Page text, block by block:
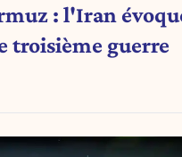
: l'Iran
troisième guerre